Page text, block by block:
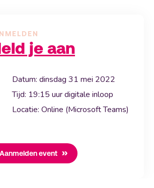
je aan
Datum: dinsdag 31 mei 2022
Tijd: 19:15 uur digitale inloop
Locatie: Online (Microsoft Teams)
Aanmelden event